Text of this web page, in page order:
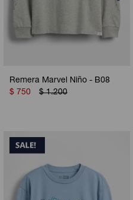
Remera Marvel Niño - B08
$ 750 $ 1.200